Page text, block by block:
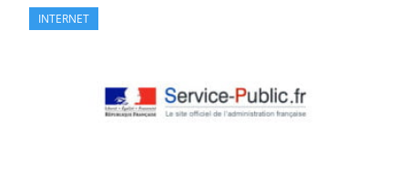
INTERNET